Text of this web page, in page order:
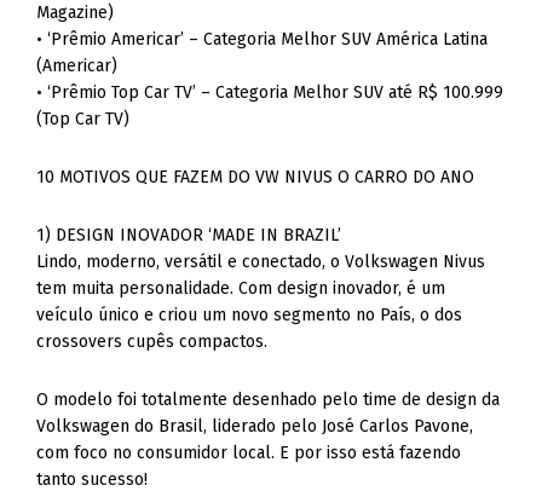
Magazine)
• ‘Prêmio Americar’ – Categoria Melhor SUV América Latina
(Americar)
• ‘Prêmio Top Car TV’ – Categoria Melhor SUV até R$ 100.999
(Top Car TV)
10 MOTIVOS QUE FAZEM DO VW NIVUS O CARRO DO ANO
1) DESIGN INOVADOR ‘MADE IN BRAZIL’
Lindo, moderno, versátil e conectado, o Volkswagen Nivus
tem muita personalidade. Com design inovador, é um
veículo único e criou um novo segmento no País, o dos
crossovers cupês compactos.
O modelo foi totalmente desenhado pelo time de design da
Volkswagen do Brasil, liderado pelo José Carlos Pavone,
com foco no consumidor local. E por isso está fazendo
tanto sucesso!